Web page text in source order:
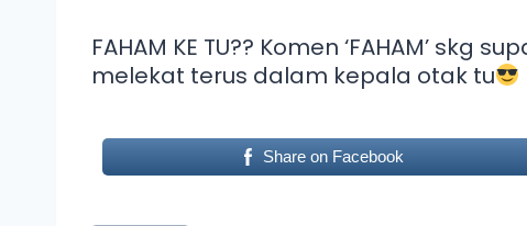
FAHAM KE TU?? Komen ‘FAHAM’ skg
melekat terus dalam kepala otak tu
Share on Facebook